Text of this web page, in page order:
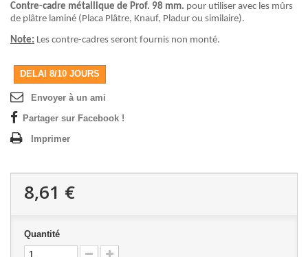
Contre-cadre métallique de Prof. 98 mm. pour utiliser avec les mûrs
de plâtre laminé (Placa Plâtre, Knauf, Pladur ou similaire).
Note: Les contre-cadres seront fournis non monté.
DELAI 8/10 JOURS
Envoyer à un ami
Partager sur Facebook !
Imprimer
8,61 €
Quantité